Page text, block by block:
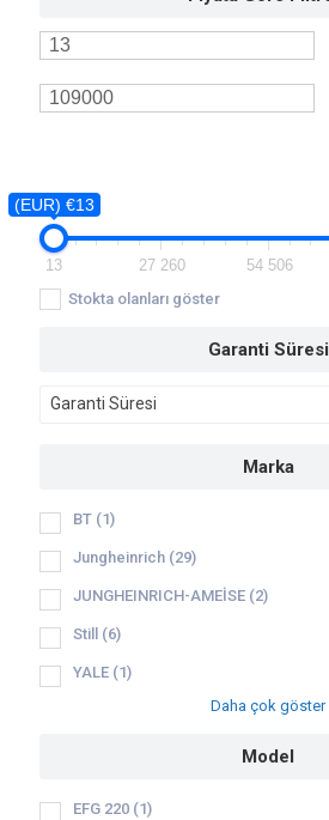
(EUR) €13
13 27 260 54 506
Stokta olanları göster
Garanti Süresi
Garanti Süresi
Marka
BT (1)
Jungheinrich (29)
JUNGHEINRICH-AMEİSE (2)
Still (6)
YALE (1)
Daha çok göster
Model
EFG 220 (1)